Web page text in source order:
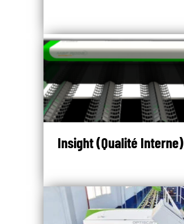
Insight (Qualité Interne)